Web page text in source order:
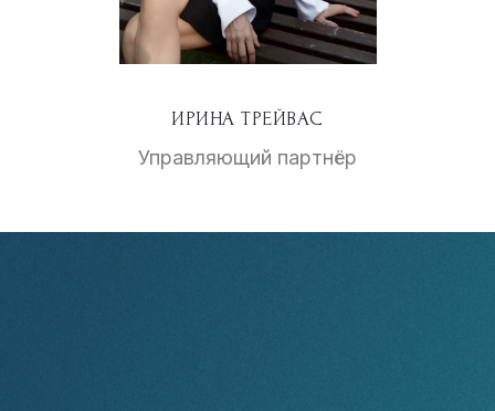
ИРИНА ТРЕЙВАС
Управляющий партнёр